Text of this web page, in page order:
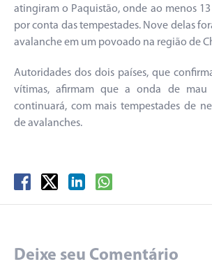
atingiram o Paquistão, onde ao menos 13
por conta das tempestades. Nove delas
avalanche em um povoado na região de
Autoridades dos dois países, que
vítimas, afirmam que a onda de mau
continuará, com mais tempestades de
de avalanches.
Deixe seu Comentário